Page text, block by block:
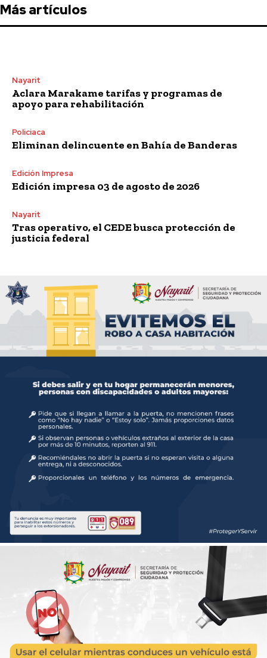
Más artículos
Nayarit
Aclara Marakame tarifas y programas de
apoyo para rehabilitación
Policiaca
Eliminan delincuente en Bahía de Banderas
Edición Impresa
Edición impresa 03 de agosto de 2026
Nayarit
Tras operativo, el CEDE busca protección de
justicia federal